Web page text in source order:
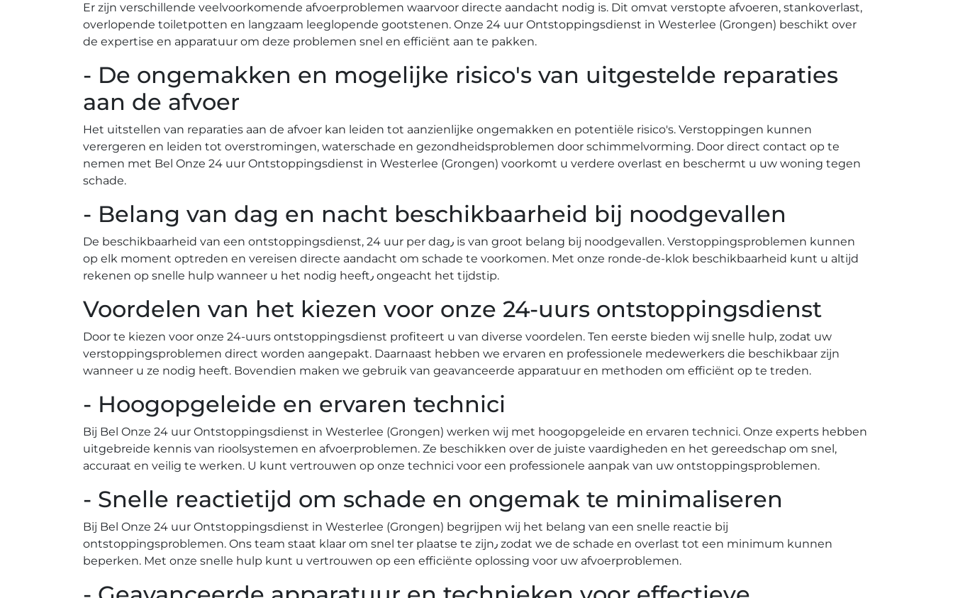
Er zijn verschillende veelvoorkomende afvoerproblemen waarvoor directe aandacht nodig is.​ Dit omvat verstopte afvoeren, stankoverlast,
overlopende toiletpotten en langzaam leeglopende gootstenen.​ Onze 24 uur Ontstoppingsdienst in Westerlee (Grongen) beschikt over
de expertise en apparatuur om deze problemen snel en efficiënt aan te pakken.
- De ongemakken en mogelijke risico's van uitgestelde reparaties
aan de afvoer
Het uitstellen van reparaties aan de afvoer kan leiden tot aanzienlijke ongemakken en potentiële risico's.​ Verstoppingen kunnen
verergeren en leiden tot overstromingen, waterschade en gezondheidsproblemen door schimmelvorming.​ Door direct contact op te
nemen met Bel Onze 24 uur Ontstoppingsdienst in Westerlee (Grongen) voorkomt u verdere overlast en beschermt u uw woning tegen
schade.​
- Belang van dag en nacht beschikbaarheid bij noodgevallen
De beschikbaarheid van een ontstoppingsdienst, 24 uur per dag٫ is van groot belang bij noodgevallen.​ Verstoppingsproblemen kunnen
op elk moment optreden en vereisen directe aandacht om schade te voorkomen.​ Met onze ronde-de-klok beschikbaarheid kunt u altijd
rekenen op snelle hulp wanneer u het nodig heeft٫ ongeacht het tijdstip.​
Voordelen van het kiezen voor onze 24-uurs ontstoppingsdienst
Door te kiezen voor onze 24-uurs ontstoppingsdienst profiteert u van diverse voordelen.​ Ten eerste bieden wij snelle hulp, zodat uw
verstoppingsproblemen direct worden aangepakt.​ Daarnaast hebben we ervaren en professionele medewerkers die beschikbaar zijn
wanneer u ze nodig heeft.​ Bovendien maken we gebruik van geavanceerde apparatuur en methoden om efficiënt op te treden.​
- Hoogopgeleide en ervaren technici
Bij Bel Onze 24 uur Ontstoppingsdienst in Westerlee (Grongen) werken wij met hoogopgeleide en ervaren technici. Onze experts hebben
uitgebreide kennis van rioolsystemen en afvoerproblemen.​ Ze beschikken over de juiste vaardigheden en het gereedschap om snel,
accuraat en veilig te werken.​ U kunt vertrouwen op onze technici voor een professionele aanpak van uw ontstoppingsproblemen.​
- Snelle reactietijd om schade en ongemak te minimaliseren
Bij Bel Onze 24 uur Ontstoppingsdienst in Westerlee (Grongen) begrijpen wij het belang van een snelle reactie bij
ontstoppingsproblemen.​ Ons team staat klaar om snel ter plaatse te zijn٫ zodat we de schade en overlast tot een minimum kunnen
beperken.​ Met onze snelle hulp kunt u vertrouwen op een efficiënte oplossing voor uw afvoerproblemen.​